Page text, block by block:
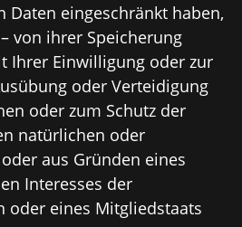
Daten eingeschränkt haben,
von ihrer Speicherung
Ihrer Einwilligung oder zur
oder Verteidigung
oder zum Schutz der
natürlichen oder
aus Gründen eines
Interesses der
oder eines Mitgliedstaats